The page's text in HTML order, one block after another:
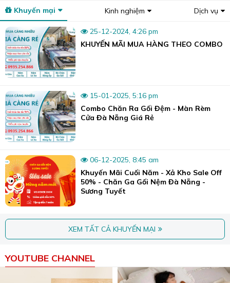
Với chất liệu gỗ tự nhiên cao cấp và quy trình xử lý hiện
đại, rèm gỗ Modero có độ bền cao, ít bị cong vênh, mối
mọt và dễ dàng vệ sinh.
An toàn cho sức khỏe, thân thiện với môi trường:
Rèm gỗ Modero được làm từ gỗ tự nhiên, không chứa hóa
dụng và thân thiện với môi trường.
Bảng giá rèm gỗ Modero
Giá rèm gỗ Modero nằm trong phân khúc giá cao cấp,
Khuyến mại Kinh nghiệm Dịch vụ
25-12-2024, 4:26 pm
KHUYẾN MÃI MUA HÀNG THEO COMBO
15-01-2025, 5:16 pm
Combo Chăn Ra Gối Đệm - Màn Rèm
Cửa Đà Nẵng Giá Rẻ
06-12-2025, 8:45 am
Khuyến Mãi Cuối Năm - Xả Kho Sale Off
50% - Chăn Ga Gối Nệm Đà Nẵng -
Sương Tuyết
XEM TẤT CẢ KHUYẾN MẠI
YOUTUBE CHANNEL